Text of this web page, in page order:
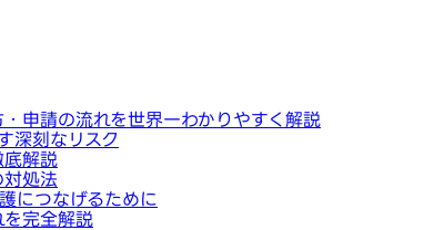
申請の流れを世界一わかりやすく解説
深刻なリスク
底解説
対処法
につなげるために
完全解説